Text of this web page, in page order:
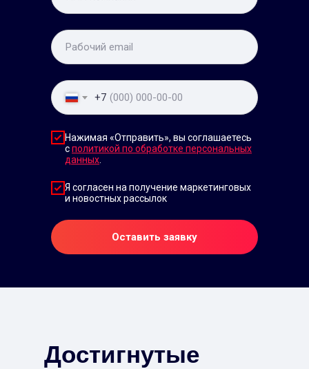
+7
Нажимая «Отправить», вы соглашаетесь
сполитикой по обработке персональных
данных
Я согласен на получение маркетинговых
и новостных рассылок
Оставить заявку
Достигнутые